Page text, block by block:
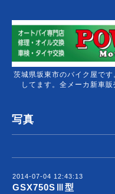
茨城県坂東市のバイク屋で
してます。全メーカ新車
写真
2014-07-04 12:43:13
GSX750SⅢ型